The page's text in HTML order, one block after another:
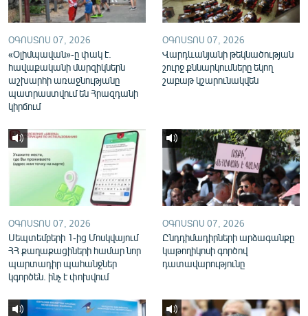
ՀԵՏԵՎԵՔ ՄԵԶ
ՕԳՈՍՏՈՍ 07, 2026
«Օլիմպավան»-ը փակ է.
հավաքականի մարզիկներն
աշխարհի առաջնությանը
պատրաստվում են Հրազդանի
կիրճում
ՕԳՈՍՏՈՍ 07, 2026
Վարդևանյանի թեկնածության
շուրջ քննարկումները եկող
շաբաթ կշարունակվեն
ՕԳՈՍՏՈՍ 07, 2026
Սեպտեմբերի 1-ից Մոսկվայում
ՀՀ քաղաքացիների համար նոր
պարտադիր պահանջներ
կգործեն. ինչ է փոխվում
ՕԳՈՍՏՈՍ 07, 2026
Ընդդիմադիրների արձագանքը
կաթողիկոսի գործով
դատավարությունը